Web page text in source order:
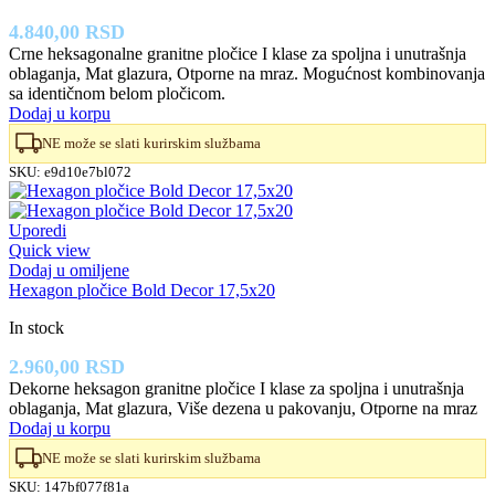
4.840,00 RSD
Crne heksagonalne granitne pločice I klase za spoljna i unutrašnja
oblaganja, Mat glazura, Otporne na mraz. Mogućnost kombinovanja
sa identičnom belom pločicom.
Dodaj u korpu
NE može se slati kurirskim službama
SKU: e9d10e7bl072
Uporedi
Quick view
Dodaj u omiljene
Hexagon pločice Bold Decor 17,5x20
In stock
2.960,00 RSD
Dekorne heksagon granitne pločice I klase za spoljna i unutrašnja
oblaganja, Mat glazura, Više dezena u pakovanju, Otporne na mraz
Dodaj u korpu
NE može se slati kurirskim službama
SKU: 147bf077f81a